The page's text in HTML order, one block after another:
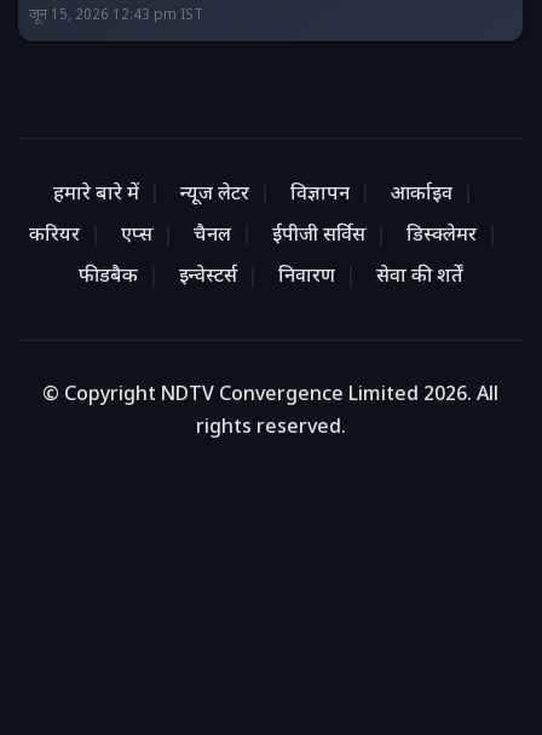
जून 15, 2026 12:43 pm IST
हमारे बारे में न्यूज लेटर विज्ञापन
आर्काइव
करियर
एप्स चैनल ईपीजी सर्विस
डिस्क्लेमर
फीडबैक
इन्वेस्टर्स निवारण सेवा की शर्तें
© Copyright NDTV Convergence Limited 2026. All
rights reserved.